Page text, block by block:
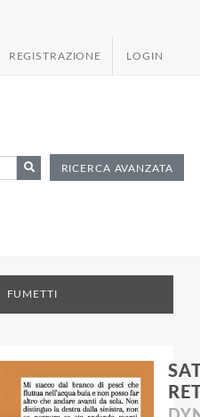
REGISTRAZIONE LOGIN
RICERCA AVANZATA
FUMETTI